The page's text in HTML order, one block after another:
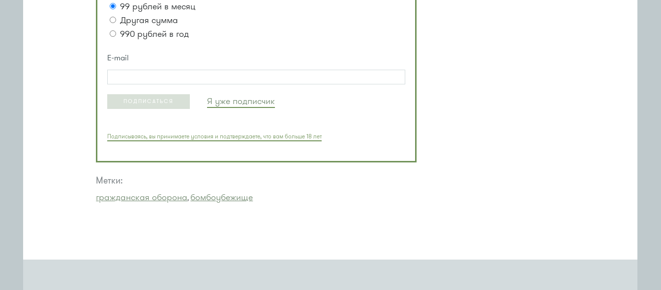
99 рублей в месяц
Другая сумма
990 рублей в год
E-mail
ПОДПИСАТЬСЯ Я уже подписчик
Подписываясь, вы принимаете условия и подтверждаете, что вам больше 18 лет
Метки:
гражданская оборона, бомбоубежище